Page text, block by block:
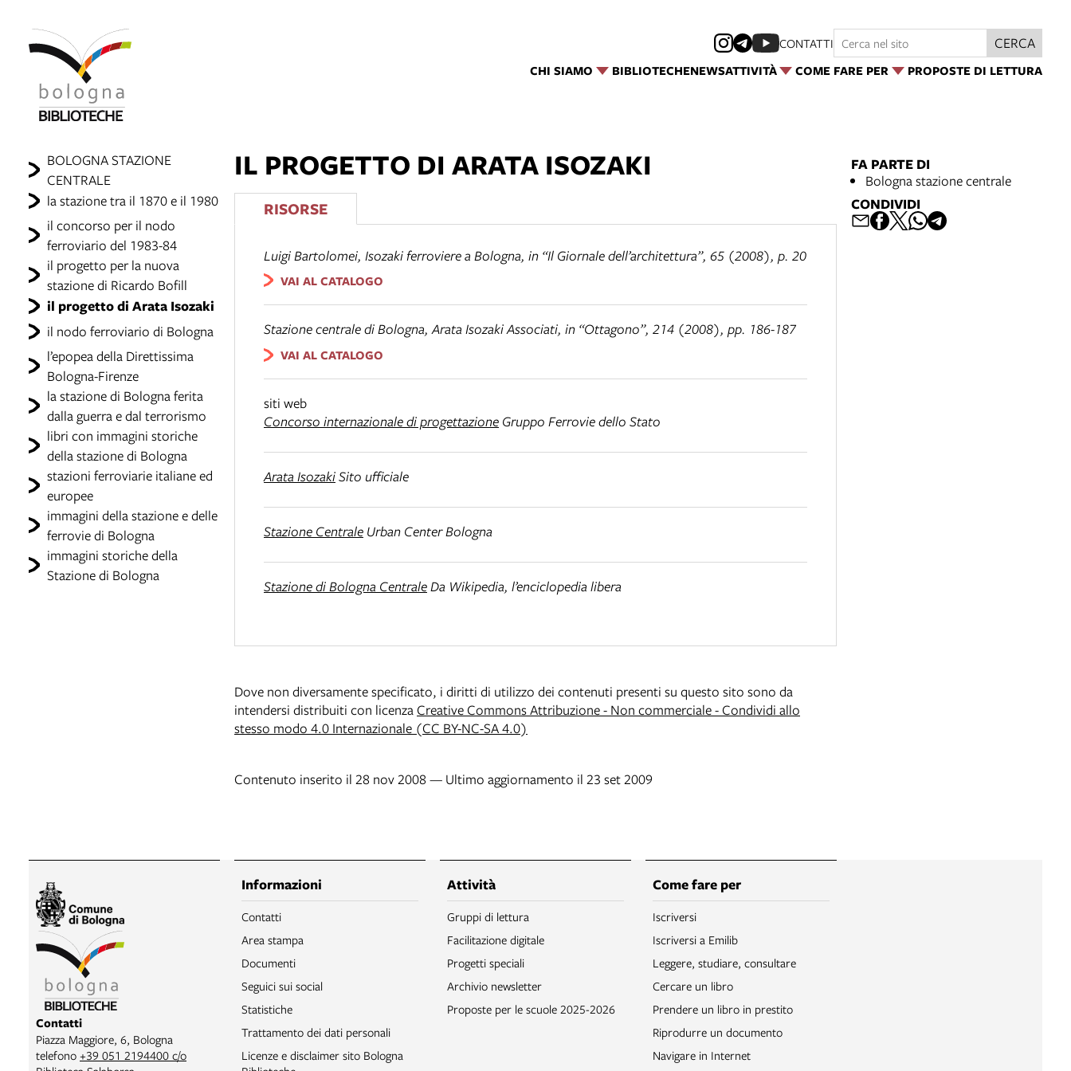
CHI SIAMO BIBLIOTECHENEWSATTIVITÀ COME FARE PER PROPOSTE DI LETTURA
CONTATTI CERCA
BOLOGNA STAZIONE
CENTRALE
la stazione tra il 1870 e il 1980
il concorso per il nodo
ferroviario del 1983-84
il progetto per la nuova
stazione di Ricardo Bofill
il progetto di Arata Isozaki
il nodo ferroviario di Bologna
l’epopea della Direttissima
Bologna-Firenze
la stazione di Bologna ferita
dalla guerra e dal terrorismo
libri con immagini storiche
della stazione di Bologna
stazioni ferroviarie italiane ed
europee
immagini della stazione e delle
ferrovie di Bologna
immagini storiche della
Stazione di Bologna
IL PROGETTO DI ARATA ISOZAKI
RISORSE
Luigi Bartolomei, Isozaki ferroviere a Bologna, in “Il Giornale dell’architettura”, 65 (2008), p. 20
VAI AL CATALOGO
Stazione centrale di Bologna, Arata Isozaki Associati, in “Ottagono”, 214 (2008), pp. 186-187
VAI AL CATALOGO
siti web
Concorso internazionale di progettazione Gruppo Ferrovie dello Stato
Arata IsozakiSito ufficiale
Stazione Centrale Urban Center Bologna
Stazione di Bologna CentraleDa Wikipedia, l’enciclopedia libera
Dove non diversamente specificato, i diritti di utilizzo dei contenuti presenti su questo sito sono da
intendersi distribuiti con licenzaCreative Commons Attribuzione - Non commerciale - Condividi allo
stesso modo 4.0 Internazionale (CC BY-NC-SA 4.0)
Contenuto inserito il 28 nov 2008 — Ultimo aggiornamento il 23 set 2009
FA PARTE DI
Bologna stazione centrale
CONDIVIDI
Contatti
Piazza Maggiore, 6, Bologna
telefono +39 051 2194400 c/o
Informazioni
Contatti
Area stampa
Documenti
Seguici sui social
Statistiche
Trattamento dei dati personali
Licenze e disclaimer sito Bologna
Attività
Gruppi di lettura
Facilitazione digitale
Progetti speciali
Archivio newsletter
Proposte per le scuole 2025-2026
Come fare per
Iscriversi
Iscriversi a Emilib
Leggere, studiare, consultare
Cercare un libro
Prendere un libro in prestito
Riprodurre un documento
Navigare in Internet